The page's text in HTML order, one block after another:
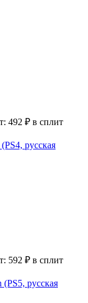
492 ₽ в сплит
русская
592 ₽ в сплит
русская